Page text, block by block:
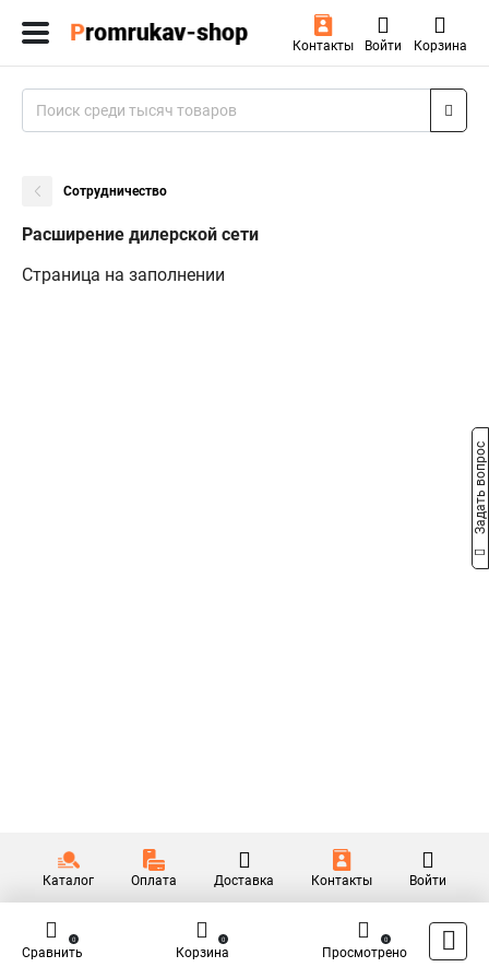
Контакты Войти Корзина
Сотрудничество
Расширение дилерской сети
Страница на заполнении
Каталог Оплата Доставка Контакты Войти
Сравнить
0
Корзина
0
Просмотрено
0
Задать вопрос